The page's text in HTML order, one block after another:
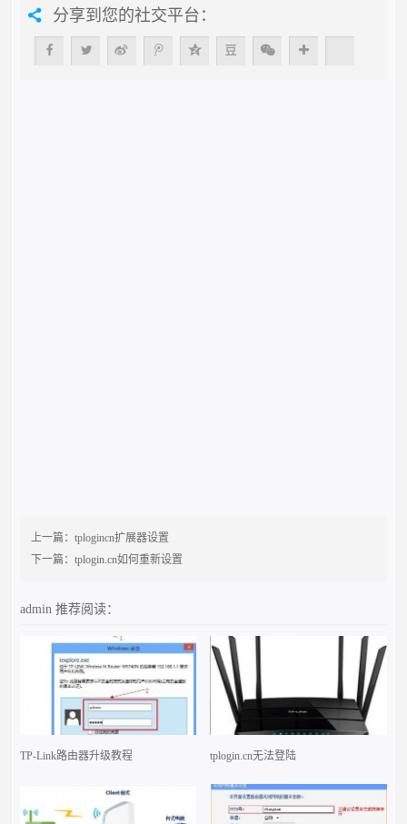
分享到您的社交平台：
上一篇：tplogincn扩展器设置
下一篇：tplogin.cn如何重新设置
admin推荐阅读：
TP-Link路由器升级教程 tplogin.cn无法登陆